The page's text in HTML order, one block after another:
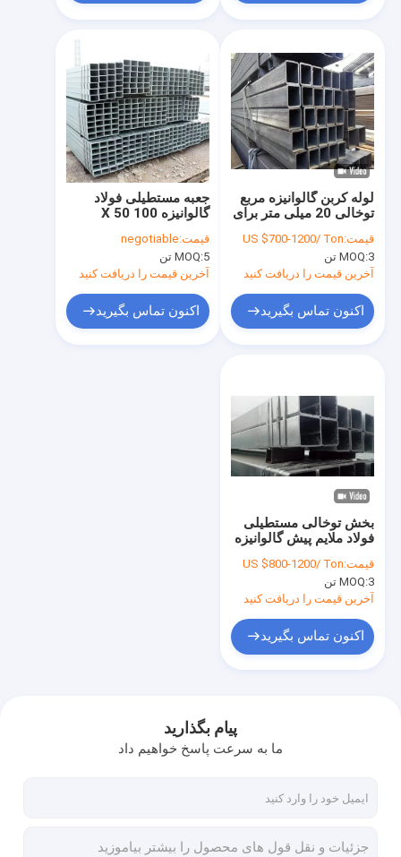
محصولات
دربارهی ما
کارخانه تور
تماس با ما
درخواست نقل قول
لوله مسی بدون درز
جعبه مستطیلی فولاد
گالوانیزه 100 X 50
قیمت:negotiable
MOQ:5 تن
آخرین قیمت را دریافت کنید
اکنون تماس بگیرید
لوله کربن گالوانیزه مربع
توخالی 20 میلی متر برای
قیمت:US $700-1200/ Ton
MOQ:3 تن
آخرین قیمت را دریافت کنید
اکنون تماس بگیرید
بخش توخالی مستطیلی
فولاد ملایم پیش گالوانیزه
S355j0h S355j2h
قیمت:US $800-1200/ Ton
MOQ:3 تن
آخرین قیمت را دریافت کنید
اکنون تماس بگیرید
پیام بگذارید
ما به سرعت پاسخ خواهیم داد